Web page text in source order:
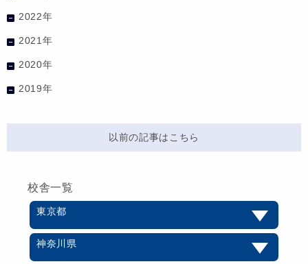
2022年
2021年
2020年
2019年
以前の記事はこちら
校舎一覧
東京都
神奈川県